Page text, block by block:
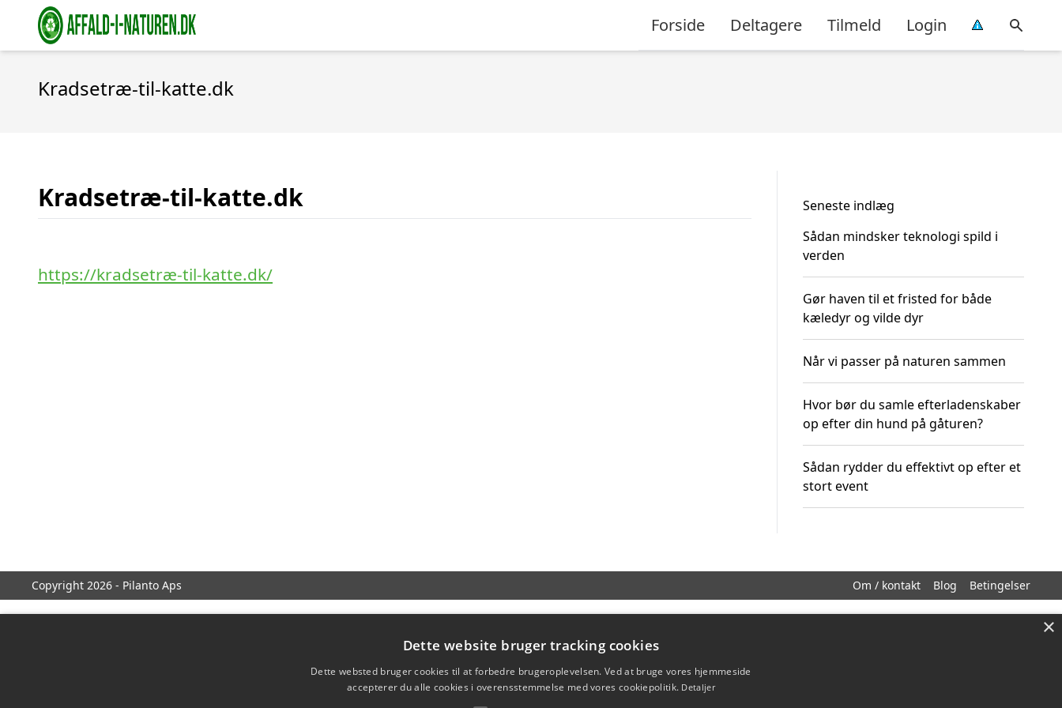
Forside Deltagere Tilmeld Login
Kradsetræ-til-katte.dk
Kradsetræ-til-katte.dk
https://kradsetræ-til-katte.dk/
Seneste indlæg
Sådan mindsker teknologi spild i
verden
Gør haven til et fristed for både
kæledyr og vilde dyr
Når vi passer på naturen sammen
Hvor bør du samle efterladenskaber
op efter din hund på gåturen?
Sådan rydder du effektivt op efter et
stort event
Copyright 2026 - Pilanto Aps Om / kontakt Blog Betingelser
×
Dette website bruger tracking cookies
Dette websted bruger cookies til at forbedre brugeroplevelsen. Ved at bruge vores hjemmeside
accepterer du alle cookies i overensstemmelse med vores cookiepolitik. Detaljer